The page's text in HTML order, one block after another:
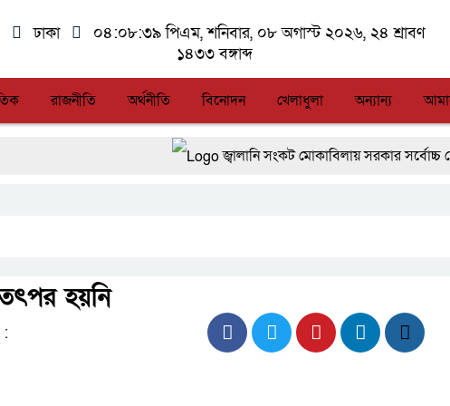
ঢাকা ০৪:০৮:৩৯ পিএম, শনিবার, ০৮ অগাস্ট ২০২৬, ২৪ শ্রাবণ
১৪৩৩ বঙ্গাব্দ
রাজনীতি অর্থনীতি বিনোদন খেলাধুলা অন্যান্য
জ্বালানি সংকট মোকাবিলায় সরকার সর্বোচ্চ চেষ্টা চালিয়ে
আত-তানযীল ইনস্টিটিউট চট্টগ্রাম দুবছর পেরিয়ে
ফ্যাসিবাদবিরোধী আন্দোলনে হত্যাকাণ্ডের বিচার হবে
হয়নি
: